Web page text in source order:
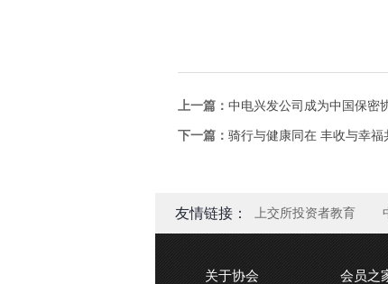
上一篇： 中电兴发公司成为中国保密
下一篇： 骑行与健康同在 丰收与幸
友情链接： 上交所投资者教育
关于协会 会员之